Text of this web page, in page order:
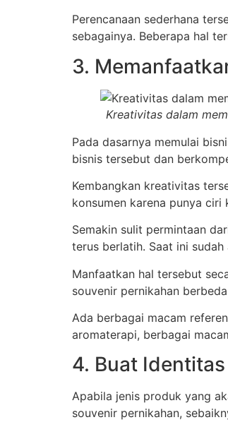
Perencanaan sederhana
sebagainya. Beberapa hal
3.
Kreativitas dalam
Pada dasarnya memulai
bisnis tersebut dan
Kembangkan kreativitas
konsumen karena punya ciri
Semakin sulit permintaan
terus berlatih. Saat ini
Manfaatkan hal tersebut
souvenir pernikahan
Ada berbagai macam
aromaterapi, berbagai
4. Buat
Apabila jenis produk yang
souvenir pernikahan,